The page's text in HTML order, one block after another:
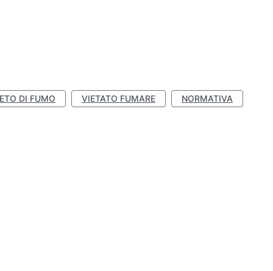
DI FUMO VIETATO FUMARE NORMATIVA